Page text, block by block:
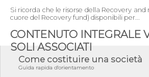
Si ricorda che le risorse della Recovery and
cuore del Recovery fund) disponibili per...
CONTENUTO INTEGRALE
SOLI ASSOCIATI
Come costituire una società
Guida rapida d'orientamento